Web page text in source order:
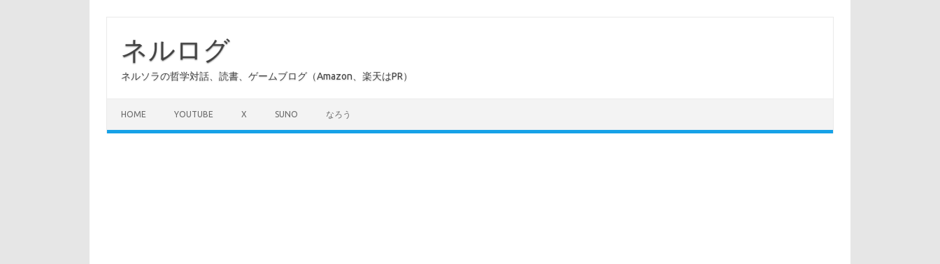
ネルログ
ネルソラの哲学対話、読書、ゲームブログ（Amazon、楽天はPR）
HOME YOUTUBE X SUNO なろう